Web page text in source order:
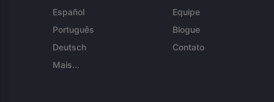
Español
Português
Deutsch
Mais...
Equipe
Blogue
Contato